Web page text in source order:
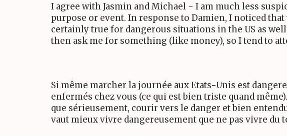
I agree with Jasmin and Michael - I am much less
purpose or event. In response to Damien, I noticed
certainly true for dangerous situations in the US as
then ask me for something (like money), so I tend to
Si même marcher la journée aux Etats-Unis est
enfermés chez vous (ce qui est bien triste quand
que sérieusement, courir vers le danger et bien
vaut mieux vivre dangereusement que ne pas vivre du